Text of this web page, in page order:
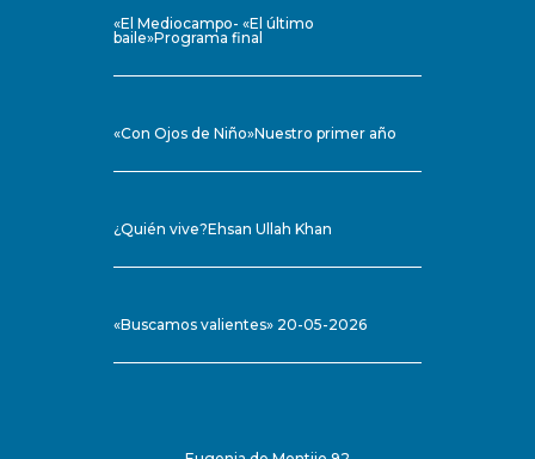
«El Mediocampo- «El último
baile»Programa final
«Con Ojos de Niño»Nuestro primer año
¿Quién vive?Ehsan Ullah Khan
«Buscamos valientes» 20-05-2026